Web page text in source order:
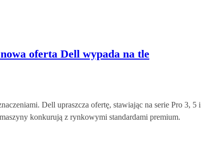
oferta Dell wypada na tle
Dell upraszcza ofertę, stawiając na serie Pro 3, 5 i
konkurują z rynkowymi standardami premium.